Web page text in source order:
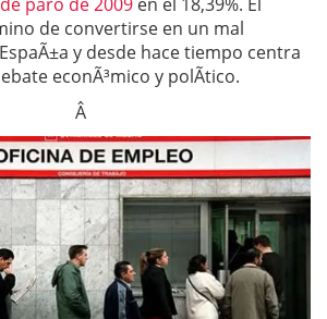
de convertirse en un mal
y desde hace tiempo centra
econÃ³mico y polÃ­tico.
Â